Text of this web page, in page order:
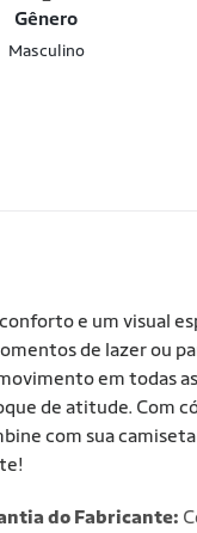
Gênero
Masculino
e um visual
de lazer ou
em todas
de atitude. Com
com sua
do Fabricante: